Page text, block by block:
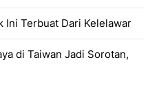
Ini Terbuat Dari Kelelawar
di Taiwan Jadi Sorotan,